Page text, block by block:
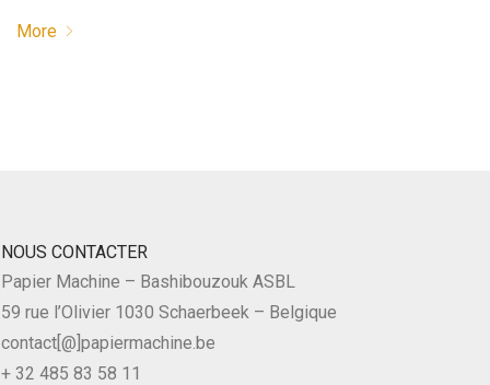
More
NOUS CONTACTER
Papier Machine – Bashibouzouk ASBL
59 rue l’Olivier 1030 Schaerbeek – Belgique
contact[@]papiermachine.be
+ 32 485 83 58 11